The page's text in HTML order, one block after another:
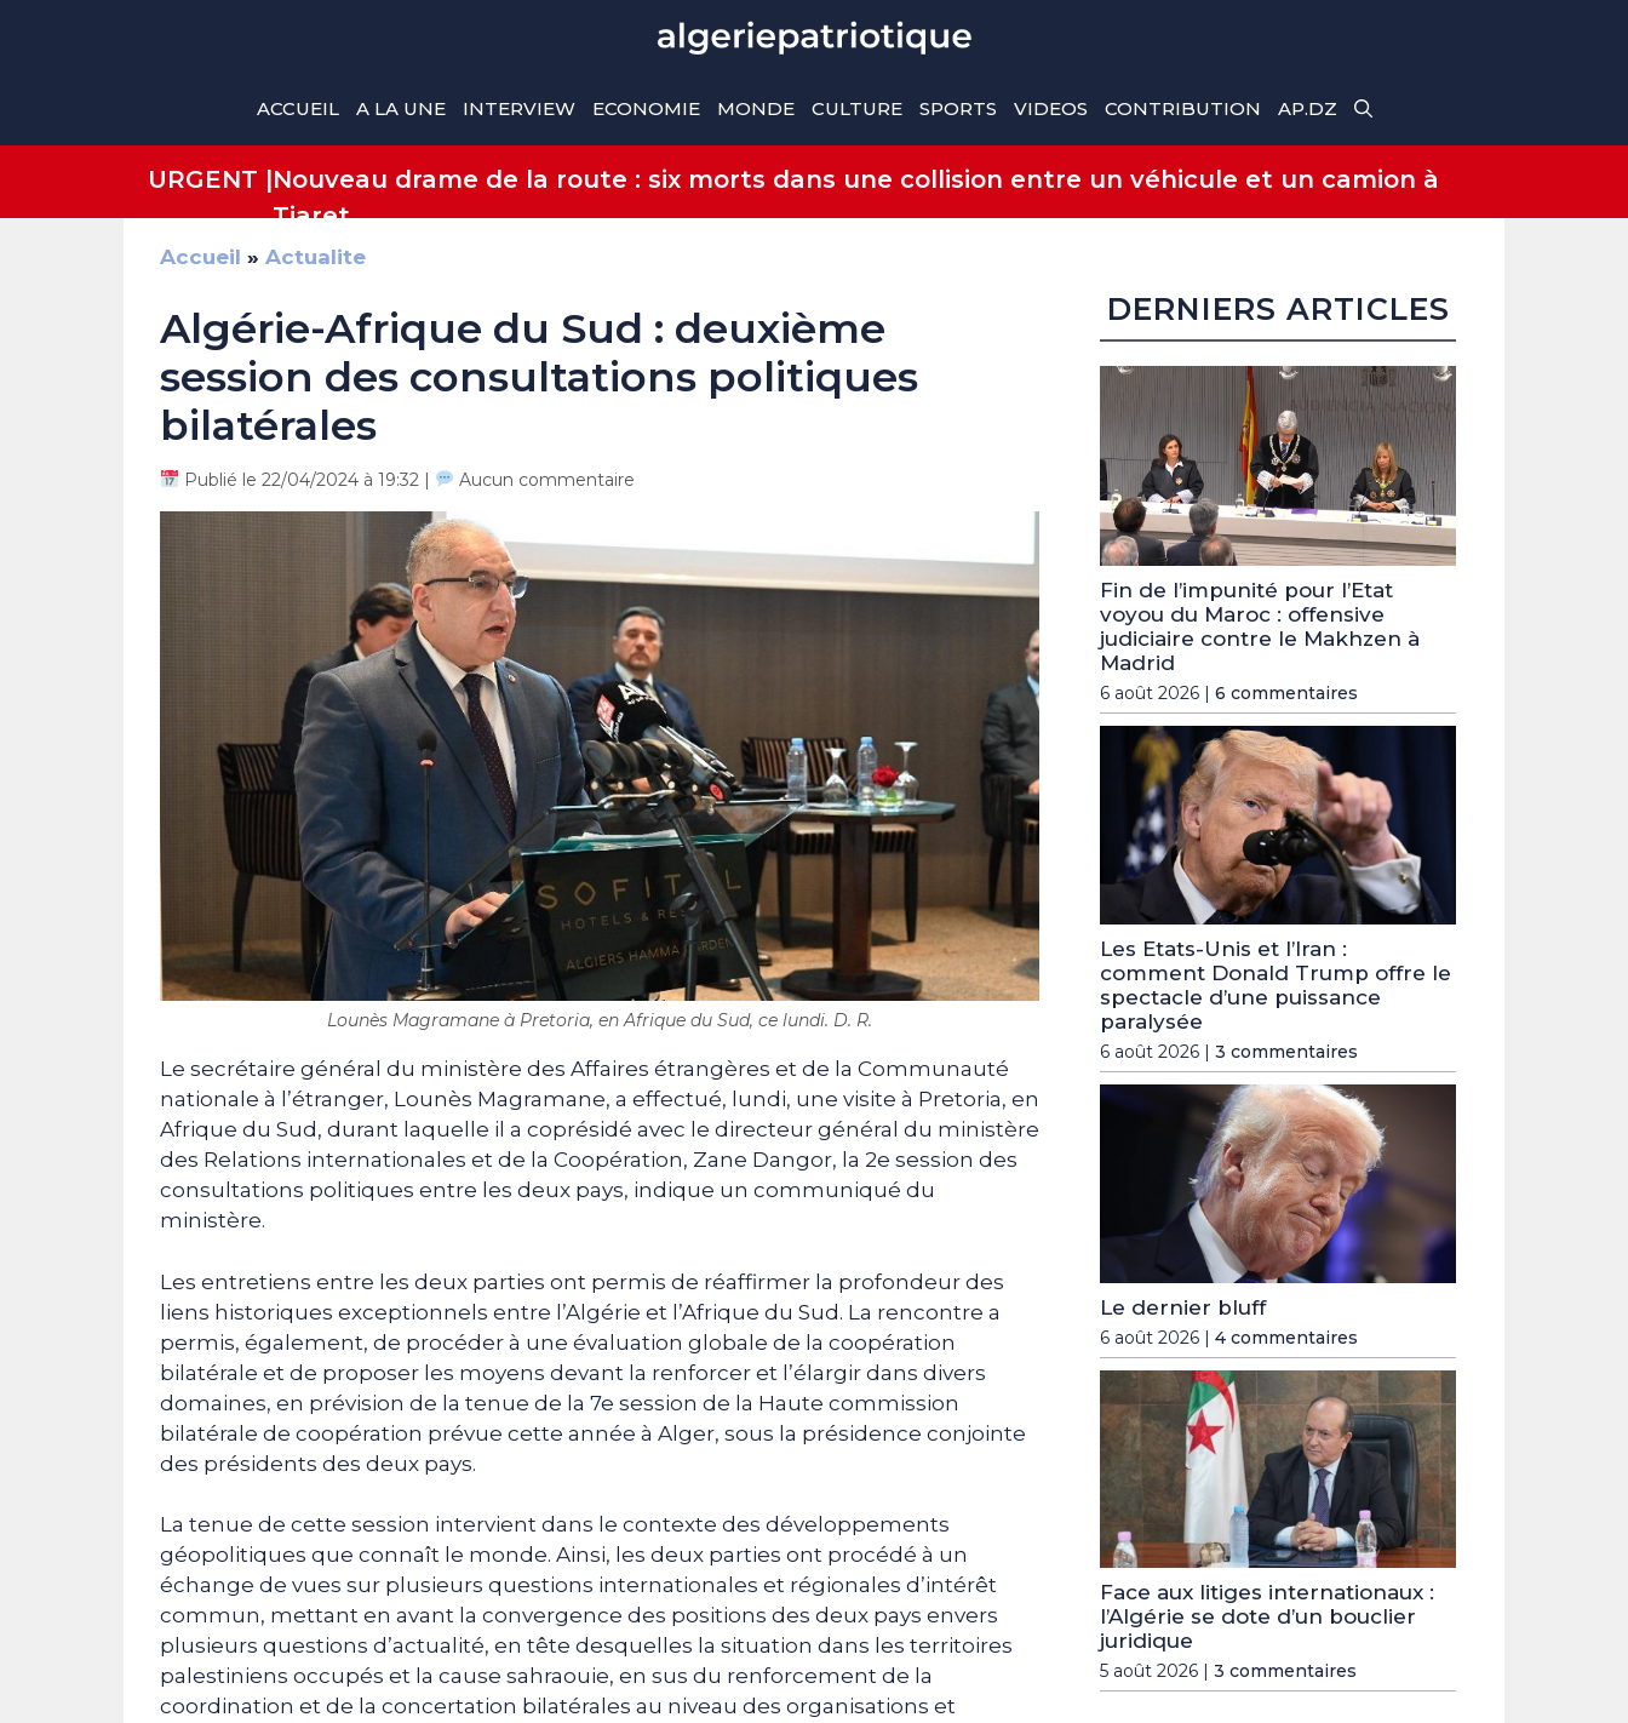
ACCUEIL A LA UNE INTERVIEW ECONOMIE MONDE CULTURE SPORTS VIDEOS CONTRIBUTION AP.DZ
URGENT |Nouveau drame de la route : six morts dans une collision entre un véhicule et un camion à
Tiaret
Accueil » Actualite
Algérie-Afrique du Sud : deuxième
session des consultations politiques
bilatérales
Publié le 22/04/2024 à 19:32 | Aucun commentaire
Lounès Magramane à Pretoria, en Afrique du Sud, ce lundi. D. R.
Le secrétaire général du ministère des Affaires étrangères et de la Communauté
nationale à l’étranger, Lounès Magramane, a effectué, lundi, une visite à Pretoria, en
Afrique du Sud, durant laquelle il a coprésidé avec le directeur général du ministère
des Relations internationales et de la Coopération, Zane Dangor, la 2e session des
consultations politiques entre les deux pays, indique un communiqué du
ministère.
Les entretiens entre les deux parties ont permis de réaffirmer la profondeur des
liens historiques exceptionnels entre l’Algérie et l’Afrique du Sud. La rencontre a
permis, également, de procéder à une évaluation globale de la coopération
bilatérale et de proposer les moyens devant la renforcer et l’élargir dans divers
domaines, en prévision de la tenue de la 7e session de la Haute commission
bilatérale de coopération prévue cette année à Alger, sous la présidence conjointe
des présidents des deux pays.
La tenue de cette session intervient dans le contexte des développements
géopolitiques que connaît le monde. Ainsi, les deux parties ont procédé à un
échange de vues sur plusieurs questions internationales et régionales d’intérêt
commun, mettant en avant la convergence des positions des deux pays envers
plusieurs questions d’actualité, en tête desquelles la situation dans les territoires
palestiniens occupés et la cause sahraouie, en sus du renforcement de la
coordination et de la concertation bilatérales au niveau des organisations et
DERNIERS ARTICLES
Fin de l’impunité pour l’Etat
voyou du Maroc : offensive
judiciaire contre le Makhzen à
Madrid
6 août 2026 | 6 commentaires
Les Etats-Unis et l’Iran :
comment Donald Trump offre le
spectacle d’une puissance
paralysée
6 août 2026 | 3 commentaires
Le dernier bluff
6 août 2026 | 4 commentaires
Face aux litiges internationaux :
l’Algérie se dote d’un bouclier
juridique
5 août 2026 | 3 commentaires